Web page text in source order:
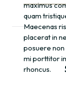
maximus
quam
Maecenas
placerat in
posuere non
mi porttitor
rhoncus.